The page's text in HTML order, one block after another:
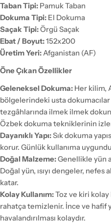
Taban Tipi: Pamuk Taban
Dokuma Tipi: El Dokuma
Saçak Tipi:Örgü Saçak
Ebat / Boyut:152x200
Üretim Yeri:Afganistan (AF)
Öne Çıkan Özellikler
Geleneksel Dokuma: Her kilim,
bölgelerindeki usta
tezgâhlarında ilmek ilmek
Özbek dokuma tekniklerinin
Dayanıklı Yapı:Sık dokuma
korur. Günlük kullanıma
Doğal Malzeme:Genellikle yün
Doğal yün, ısıyı dengeler, nefes
katar.
Kolay Kullanım:Toz ve kiri
rahatça temizlenir. İnce ve hafif
havalandırılması kolaydır.